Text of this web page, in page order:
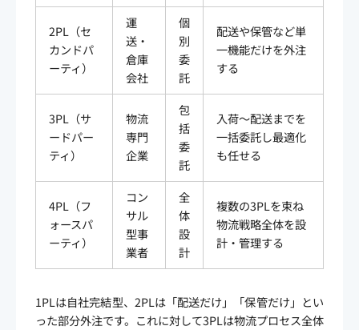
2PL（セ
カンドパ
ーティ）
運
送・
倉庫
会社
個
別
委
託
配送や保管など単
一機能だけを外注
する
3PL（サ
ードパー
ティ）
物流
専門
企業
包
括
委
託
入荷〜配送までを
一括委託し最適化
も任せる
4PL（フ
ォースパ
ーティ）
コン
サル
型事
業者
全
体
設
計
複数の3PLを束ね
物流戦略全体を設
計・管理する
1PLは自社完結型、2PLは「配送だけ」「保管だけ」とい
った部分外注です。これに対して3PLは物流プロセス全体